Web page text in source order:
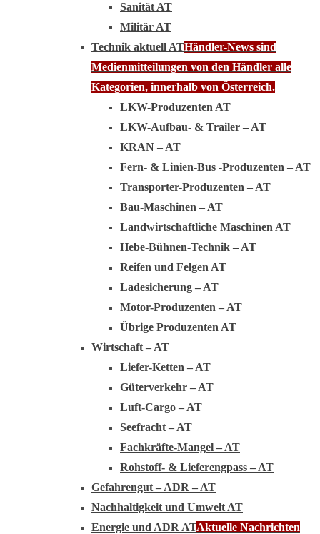
Sanität AT
Militär AT
Technik aktuell ATHändler-News sind
Medienmitteilungen von den Händler alle
Kategorien, innerhalb von Österreich.
LKW-Produzenten AT
LKW-Aufbau- & Trailer – AT
KRAN – AT
Fern- & Linien-Bus -Produzenten – AT
Transporter-Produzenten – AT
Bau-Maschinen – AT
Landwirtschaftliche Maschinen AT
Hebe-Bühnen-Technik – AT
Reifen und Felgen AT
Ladesicherung – AT
Motor-Produzenten – AT
Übrige Produzenten AT
Wirtschaft – AT
Liefer-Ketten – AT
Güterverkehr – AT
Luft-Cargo – AT
Seefracht – AT
Fachkräfte-Mangel – AT
Rohstoff- & Lieferengpass – AT
Gefahrengut – ADR – AT
Nachhaltigkeit und Umwelt AT
Energie und ADR ATAktuelle Nachrichten